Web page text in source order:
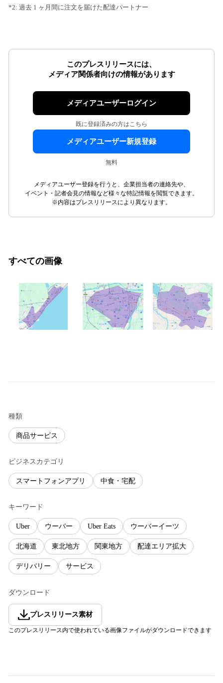
*2: 過去 1 ヶ月間に注文を届けた配達パートナー
このプレスリリースには、
メディア関係者向けの情報があります
メディアユーザーログイン
既に登録済みの方はこちら
メディアユーザー新規登録
無料
メディアユーザー登録を行うと、企業担当者の連絡先や、
イベント・記者会見の情報など様々な特記情報を閲覧できます。
※内容はプレスリリースにより異なります。
すべての画像
種類
商品サービス
ビジネスカテゴリ
スマートフォンアプリ 中食・宅配
キーワード
Uber ウーバー Uber Eats ウーバーイーツ
北海道 東北地方 関東地方 配達エリア拡大
デリバリー サービス
ダウンロード
プレスリリース素材
このプレスリリース内で使われている画像ファイルがダウンロードできます